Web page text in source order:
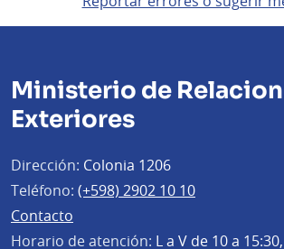
Ministerio de
Exteriores
Dirección: Colonia 1206
Teléfono: (+598) 2902 10 10
Contacto
Horario de atención: L a V de 10 a